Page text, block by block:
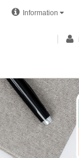
Information